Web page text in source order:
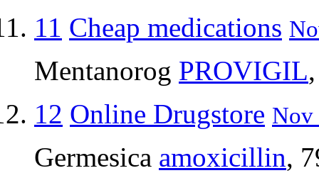
11 Cheap medications
Mentanorog PROVIGIL
12 Online Drugstore Nov
Germesica amoxicillin,